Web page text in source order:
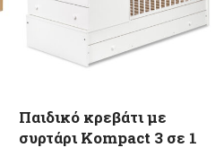
Παιδικό κρεβάτι με
συρτάρι Kompact 3 σε 1